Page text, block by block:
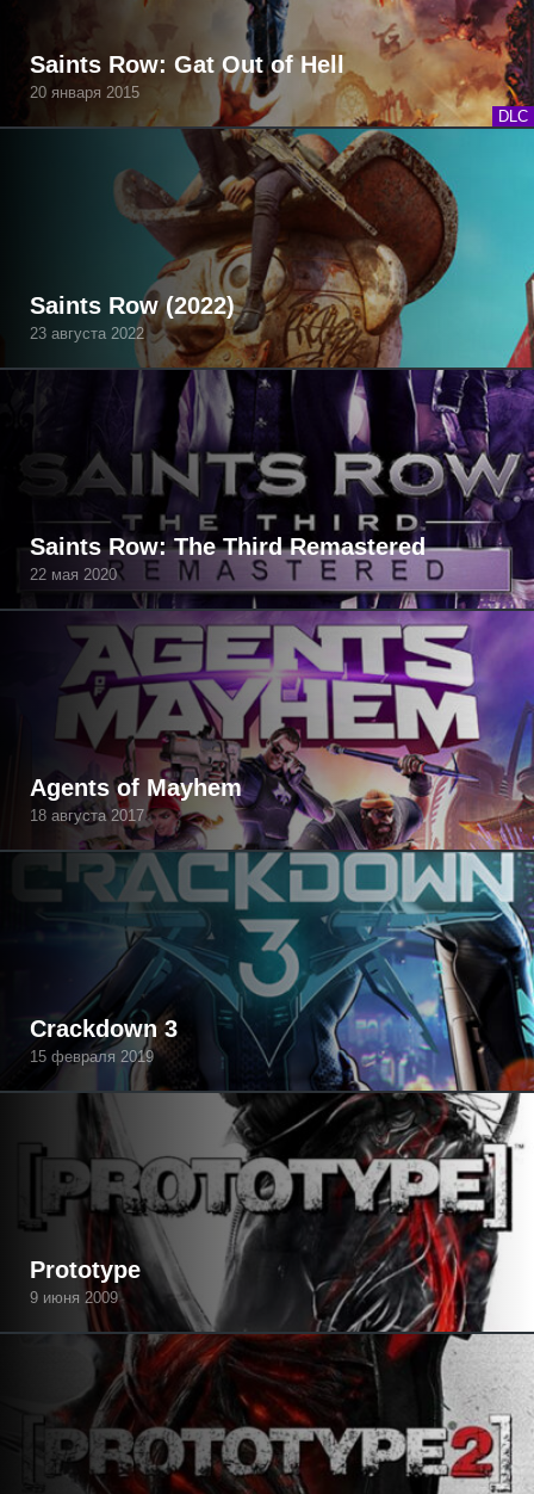
DLC
Saints Row: Gat Out of Hell
20 января 2015
Saints Row (2022)
23 августа 2022
Saints Row: The Third Remastered
22 мая 2020
Agents of Mayhem
18 августа 2017
Crackdown 3
15 февраля 2019
Prototype
9 июня 2009